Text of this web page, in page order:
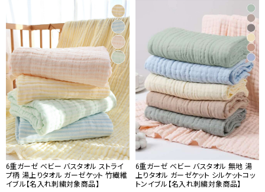
6重ガーゼ ベビー バスタオル ストライ
プ柄 湯上りタオル ガーゼケット 竹繊維
イブル【名入れ刺繍対象商品】
6重ガーゼ ベビー バスタオル 無地 湯
上りタオル ガーゼケット シルケットコッ
トンイブル【名入れ刺繍対象商品】